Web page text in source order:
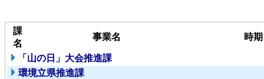
課
名
事業名 時期
「山の日」大会推進課
環境立県推進課